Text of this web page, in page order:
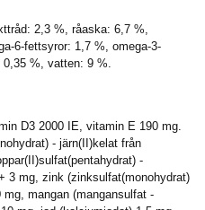
2,3 %, råaska: 6,7 %,
6-fettsyror: 1,7 %, omega-3-
%, vatten: 9 %.
D3 2000 IE, vitamin E 190 mg.
- järn(II)kelat från
-
3 mg, zink (zinksulfat(monohydrat)
mangan (mangansulfat -